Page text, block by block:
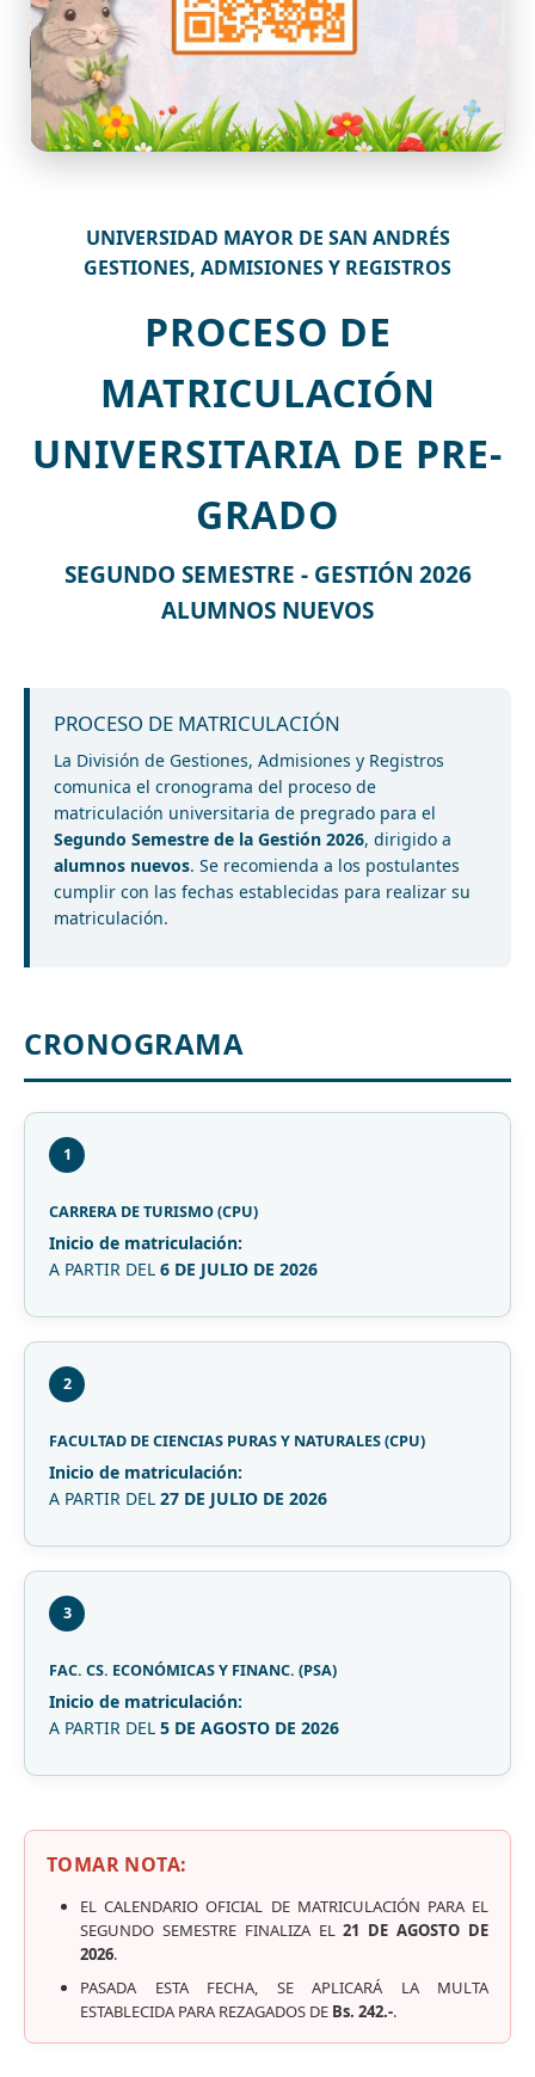
UNIVERSIDAD MAYOR DE SAN ANDRÉS
GESTIONES, ADMISIONES Y REGISTROS
PROCESO DE
MATRICULACIÓN
UNIVERSITARIA DE PRE-
GRADO
SEGUNDO SEMESTRE - GESTIÓN 2026
ALUMNOS NUEVOS
PROCESO DE MATRICULACIÓN
La División de Gestiones, Admisiones y Registros
comunica el cronograma del proceso de
matriculación universitaria de pregrado para el
Segundo Semestre de la Gestión 2026, dirigido a
alumnos nuevos. Se recomienda a los postulantes
cumplir con las fechas establecidas para realizar su
matriculación.
CRONOGRAMA
1
CARRERA DE TURISMO (CPU)
Inicio de matriculación:
A PARTIR DEL 6 DE JULIO DE 2026
2
FACULTAD DE CIENCIAS PURAS Y NATURALES (CPU)
Inicio de matriculación:
A PARTIR DEL 27 DE JULIO DE 2026
3
FAC. CS. ECONÓMICAS Y FINANC. (PSA)
Inicio de matriculación:
A PARTIR DEL 5 DE AGOSTO DE 2026
TOMAR NOTA:
EL CALENDARIO OFICIAL DE MATRICULACIÓN PARA EL
SEGUNDO SEMESTRE FINALIZA EL21 DE AGOSTO DE
2026.
PASADA ESTA FECHA, SE APLICARÁ LA MULTA
ESTABLECIDA PARA REZAGADOS DE Bs. 242.-.